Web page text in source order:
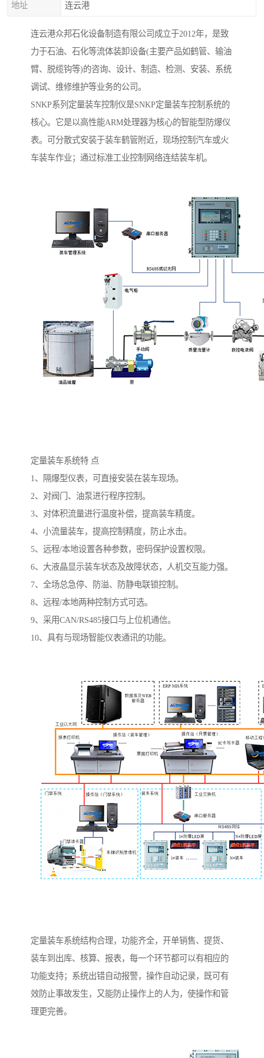
地址 连云港
连云港众邦石化设备制造有限公司成立于2012年，是致
力于石油、石化等流体装卸设备(主要产品如鹤管、输油
臂、脱缆钩等)的咨询、设计、制造、检测、安装、系统
调试、维修维护等业务的公司。
SNKP系列定量装车控制仪是SNKP定量装车控制系统的
核心。它是以高性能ARM处理器为核心的智能型防爆仪
表。可分散式安装于装车鹤管附近，现场控制汽车或火
车装车作业；通过标准工业控制网络连结装车机。
定量装车系统特 点
1、隔爆型仪表，可直接安装在装车现场。
2、对阀门、油泵进行程序控制。
3、对体积流量进行温度补偿，提高装车精度。
4、小流量装车，提高控制精度，防止水击。
5、远程/本地设置各种参数，密码保护设置权限。
6、大液晶显示装车状态及故障状态，人机交互能力强。
7、全场总急停、防溢、防静电联锁控制。
8、远程/本地两种控制方式可选。
9、采用CAN/RS485接口与上位机通信。
10、具有与现场智能仪表通讯的功能。
定量装车系统结构合理，功能齐全，开单销售、提货、
装车到出库、核算、报表，每一个环节都可以有相应的
功能支持；系统出错自动报警，操作自动记录，既可有
效防止事故发生，又能防止操作上的人为，使操作和管
理更完善。